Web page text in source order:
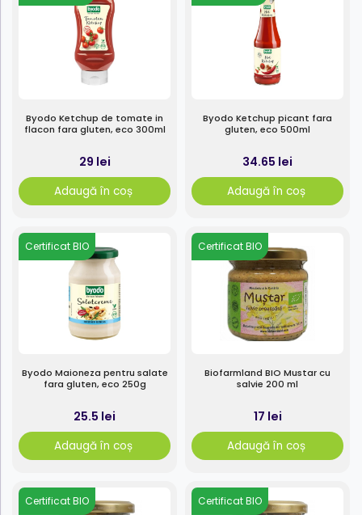
Byodo Ketchup de tomate in
flacon fara gluten, eco 300ml
29 lei
Adaugă în coș
Byodo Ketchup picant fara
gluten, eco 500ml
34.65 lei
Adaugă în coș
Certificat BIO
Byodo Maioneza pentru salate
fara gluten, eco 250g
25.5 lei
Adaugă în coș
Certificat BIO
Biofarmland BIO Mustar cu
salvie 200 ml
17 lei
Adaugă în coș
Certificat BIO Certificat BIO